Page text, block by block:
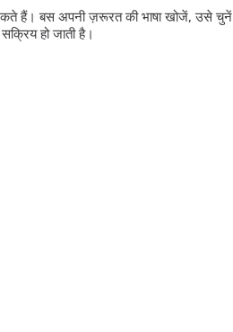
हैं। बस अपनी ज़रूरत की भाषा खोजें, उसे चुनें
हो जाती है।